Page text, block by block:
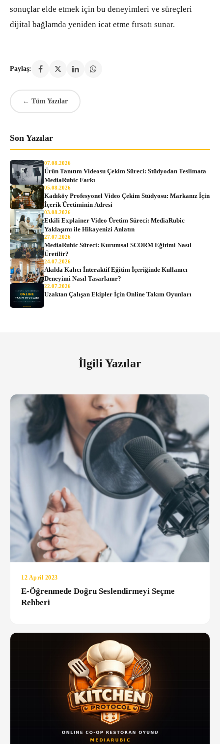
sonuçlar elde etmek için bu deneyimleri ve süreçleri
dijital bağlamda yeniden icat etme fırsatı sunar.
Paylaş:
← Tüm Yazılar
Son Yazılar
07.08.2026
Ürün Tanıtım Videosu Çekim Süreci: Stüdyodan Teslimata
MediaRubic Farkı
05.08.2026
Kadıköy Profesyonel Video Çekim Stüdyosu: Markanız İçin
İçerik Üretiminin Adresi
03.08.2026
Etkili Explainer Video Üretim Süreci: MediaRubic
Yaklaşımı ile Hikayenizi Anlatın
27.07.2026
MediaRubic Süreci: Kurumsal SCORM Eğitimi Nasıl
Üretilir?
24.07.2026
Akılda Kalıcı İnteraktif Eğitim İçeriğinde Kullanıcı
Deneyimi Nasıl Tasarlanır?
22.07.2026
Uzaktan Çalışan Ekipler İçin Online Takım Oyunları
İlgili Yazılar
12 April 2023
E-Öğrenmede Doğru Seslendirmeyi Seçme
Rehberi